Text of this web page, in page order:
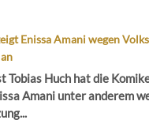
Enissa Amani wegen
Tobias Huch hat die
Amani unter anderem